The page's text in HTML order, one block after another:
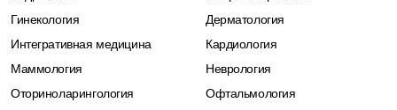
Гинекология
Дерматология
Интегративная медицина
Кардиология
Маммология
Неврология
Оториноларингология
Офтальмология